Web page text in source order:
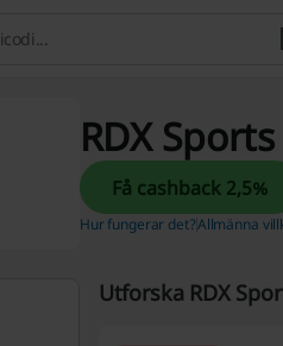
RDX
Få cashback 2,5%
Hur fungerar det?Allmänna
Utforska RDX